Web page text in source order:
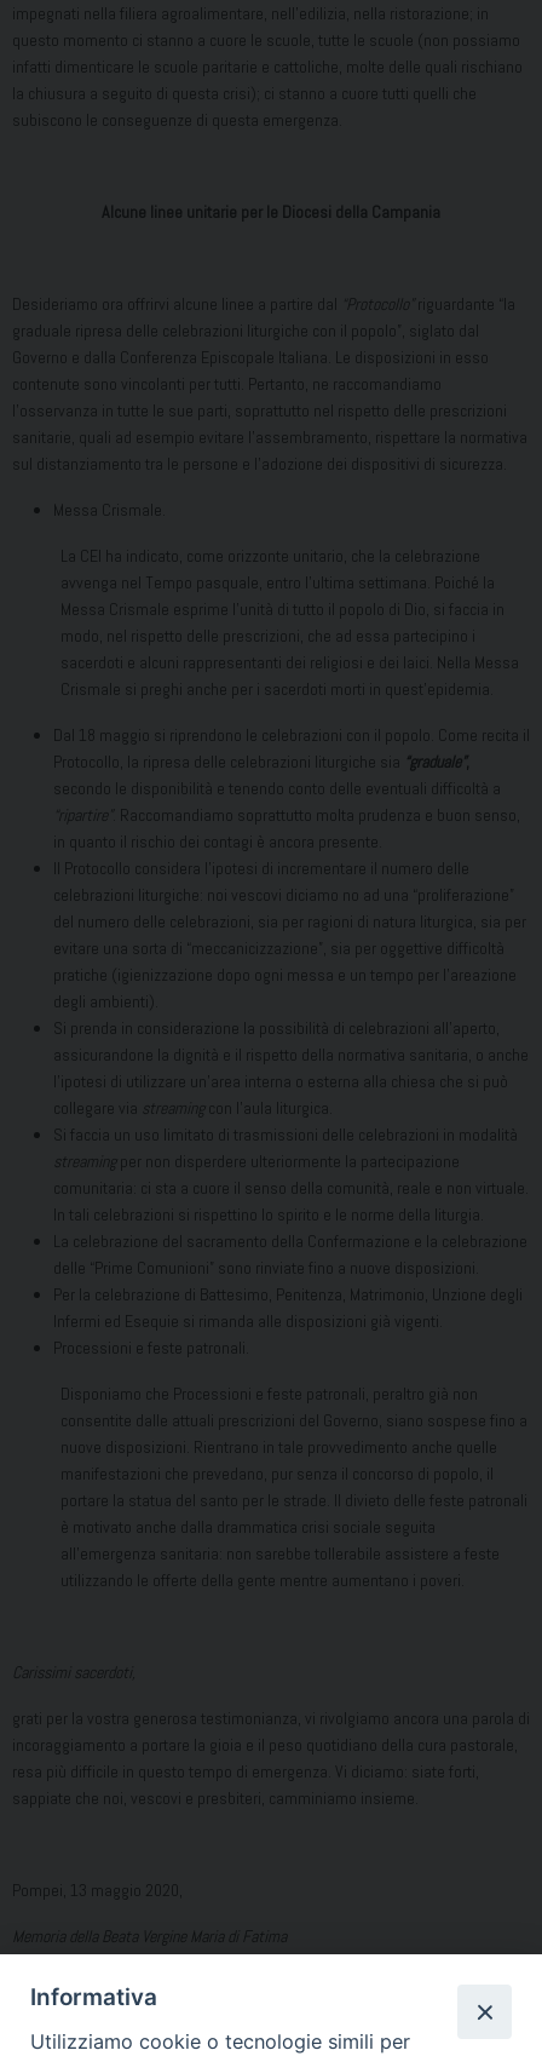
impegnati nella filiera agroalimentare, nell’edilizia, nella ristorazione; in
questo momento ci stanno a cuore le scuole, tutte le scuole (non possiamo
infatti dimenticare le scuole paritarie e cattoliche, molte delle quali rischiano
la chiusura a seguito di questa crisi); ci stanno a cuore tutti quelli che
subiscono le conseguenze di questa emergenza.
Alcune linee unitarie per le Diocesi della Campania
Desideriamo ora offrirvi alcune linee a partire dal “Protocollo”
riguardante “la
graduale ripresa delle celebrazioni liturgiche con il popolo”, siglato dal
Governo e dalla Conferenza Episcopale Italiana. Le disposizioni in esso
contenute sono vincolanti per tutti. Pertanto, ne raccomandiamo
l’osservanza in tutte le sue parti, soprattutto nel rispetto delle prescrizioni
sanitarie, quali ad esempio evitare l’assembramento, rispettare la normativa
sul distanziamento tra le persone e l’adozione dei dispositivi di sicurezza.
Messa Crismale.
La CEI ha indicato, come orizzonte unitario, che la celebrazione
avvenga nel Tempo pasquale, entro l’ultima settimana. Poiché la
Messa Crismale esprime l’unità di tutto il popolo di Dio, si faccia in
modo, nel rispetto delle prescrizioni, che ad essa partecipino i
sacerdoti e alcuni rappresentanti dei religiosi e dei laici. Nella Messa
Crismale si preghi anche per i sacerdoti morti in quest’epidemia.
Dal 18 maggio si riprendono le celebrazioni con il popolo. Come recita il
Protocollo, la ripresa delle celebrazioni liturgiche sia “graduale”,
secondo le disponibilità e tenendo conto delle eventuali difficoltà a
“ripartire”
. Raccomandiamo soprattutto molta prudenza e buon senso,
in quanto il rischio dei contagi è ancora presente.
Il Protocollo considera l’ipotesi di incrementare il numero delle
celebrazioni liturgiche: noi vescovi diciamo no ad una “proliferazione”
del numero delle celebrazioni, sia per ragioni di natura liturgica, sia per
evitare una sorta di “meccanicizzazione”, sia per oggettive difficoltà
pratiche (igienizzazione dopo ogni messa e un tempo per l’areazione
degli ambienti).
Si prenda in considerazione la possibilità di celebrazioni all’aperto,
assicurandone la dignità e il rispetto della normativa sanitaria, o anche
l’ipotesi di utilizzare un’area interna o esterna alla chiesa che si può
collegare via streamingcon l’aula liturgica.
Si faccia un uso limitato di trasmissioni delle celebrazioni in modalità
streamingper non disperdere ulteriormente la partecipazione
comunitaria: ci sta a cuore il senso della comunità, reale e non virtuale.
In tali celebrazioni si rispettino lo spirito e le norme della liturgia.
La celebrazione del sacramento della Confermazione e la celebrazione
delle “Prime Comunioni” sono rinviate fino a nuove disposizioni.
Per la celebrazione di Battesimo, Penitenza, Matrimonio, Unzione degli
Infermi ed Esequie si rimanda alle disposizioni già vigenti.
Processioni e feste patronali.
Disponiamo che Processioni e feste patronali, peraltro già non
consentite dalle attuali prescrizioni del Governo, siano sospese fino a
nuove disposizioni. Rientrano in tale provvedimento anche quelle
manifestazioni che prevedano, pur senza il concorso di popolo, il
portare la statua del santo per le strade. Il divieto delle feste patronali
è motivato anche dalla drammatica crisi sociale seguita
all’emergenza sanitaria: non sarebbe tollerabile assistere a feste
utilizzando le offerte della gente mentre aumentano i poveri.
Carissimi sacerdoti,
grati per la vostra generosa testimonianza, vi rivolgiamo ancora una parola di
incoraggiamento a portare la gioia e il peso quotidiano della cura pastorale,
resa più difficile in questo tempo di emergenza. Vi diciamo: siate forti,
sappiate che noi, vescovi e presbiteri, camminiamo insieme.
Pompei, 13 maggio 2020,
Memoria della Beata Vergine Maria di Fatima
Informativa
Utilizziamo cookie o tecnologie simili per